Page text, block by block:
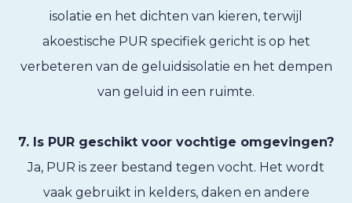
isolatie en het dichten van kieren, terwijl
akoestische PUR specifiek gericht is op het
verbeteren van de geluidsisolatie en het dempen
van geluid in een ruimte.
7. Is PUR geschikt voor vochtige omgevingen?
Ja, PUR is zeer bestand tegen vocht. Het wordt
vaak gebruikt in kelders, daken en andere